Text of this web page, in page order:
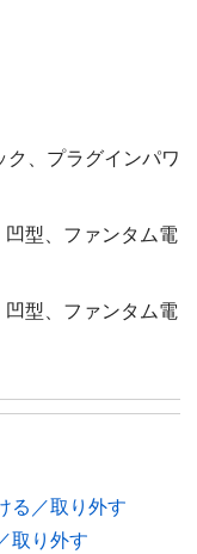
ク、プラグインパワ
型、ファンタム電
型、ファンタム電
る／取り外す
取り外す